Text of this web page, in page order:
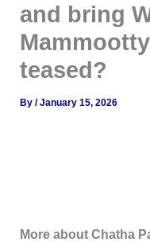
and bring
teased?
By/January 15, 2026
More about Chatha